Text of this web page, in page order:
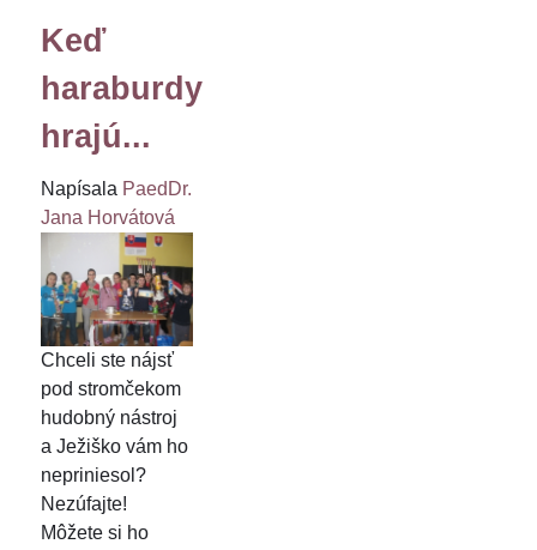
Keď
haraburdy
hrajú...
Napísala PaedDr.
Jana Horvátová
Chceli ste nájsť
pod stromčekom
hudobný nástroj
a Ježiško vám ho
nepriniesol?
Nezúfajte!
Môžete si ho